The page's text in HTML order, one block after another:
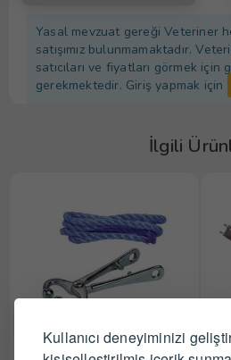
Kullanıcı deneyiminizi
Yasal mevzuat gereği Veteriner
satışımız bulunmamaktadır.
satıcıları ve fiyatları görmek için
gerekmektedir. Giriş yapmak için
İlgili